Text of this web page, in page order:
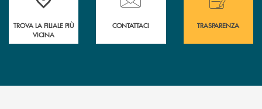
TROVA LA FILIALE PIÙ
VICINA
CONTATTACI TRASPARENZA